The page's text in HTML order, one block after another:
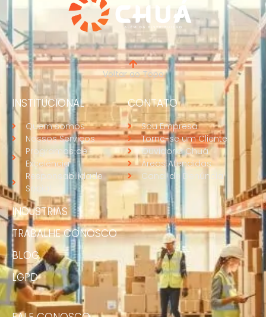
Voltar ao Topo
INSTITUCIONAL
Quem somos
Nossos Serviços
Programas de
Excelência
Responsabilidade
Social
INDUSTRIAS
TRABALHE CONOSCO
BLOG
LGPD
CONTATO
Sou Empresa
Torne-se um Cliente
Ouvidoria Chuá
Áreas Atendidas
Canal de Denúncia